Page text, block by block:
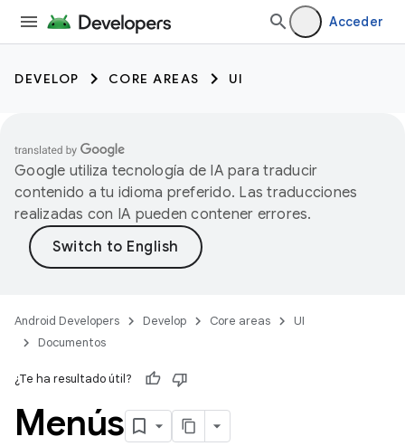
Acceder
DEVELOP CORE AREAS UI
Google utiliza tecnología de IA para traducir
contenido a tu idioma preferido. Las traducciones
realizadas con IA pueden contener errores.
Android Developers Develop Core areas
UI
Documentos
¿Te ha resultado útil?
Menús